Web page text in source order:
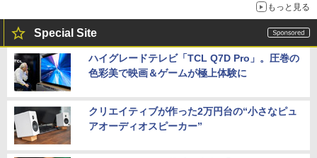
もっと見る
Special Site
ハイグレードテレビ「TCL Q7D Pro」。圧巻の
色彩美で映画＆ゲームが極上体験に
クリエイティブが作った2万円台の“小さなピュ
アオーディオスピーカー”